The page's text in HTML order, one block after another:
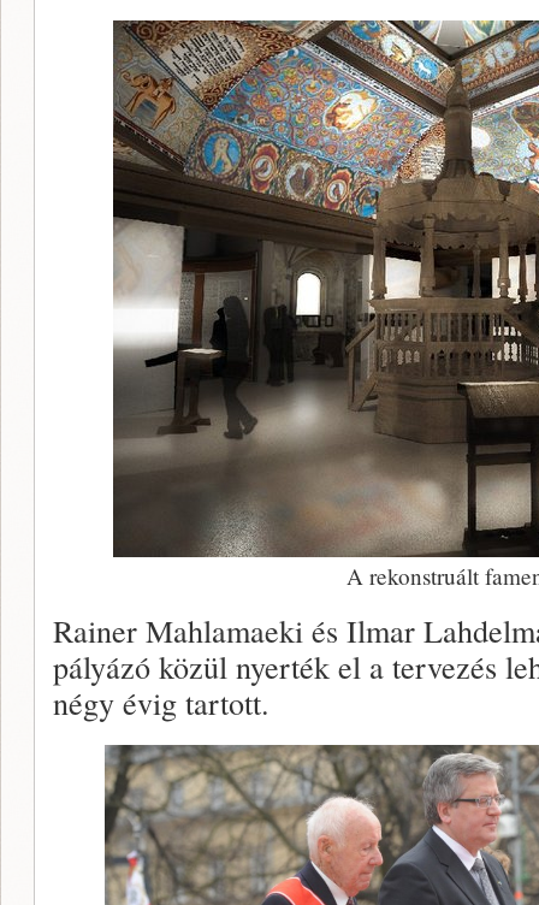
A rekonstruált
Rainer Mahlamaeki és Ilmar
pályázó közül nyerték el a tervezés
négy évig tartott.